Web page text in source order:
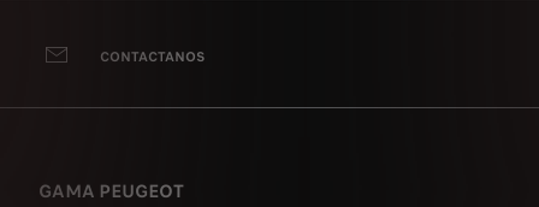
CONTACTANOS
GAMA PEUGEOT